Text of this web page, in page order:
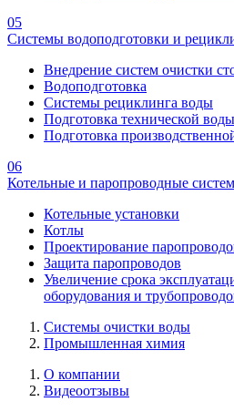
05
Системы водоподготовки и
Внедрение систем очистки
Водоподготовка
Системы рециклинга воды
Подготовка технической воды
Подготовка
06
Котельные и паропроводные
Котельные установки
Котлы
Проектирование
Защита паропроводов
Увеличение срока
оборудования и
Системы очистки воды
Промышленная химия
О компании
Видеоотзывы